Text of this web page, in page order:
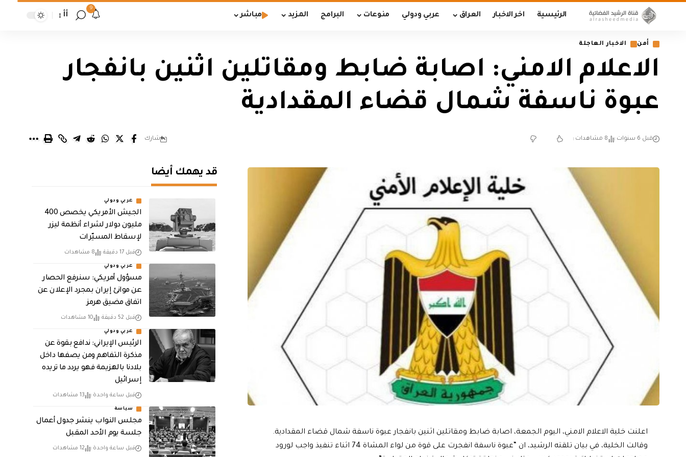
الرئيسية اخر الاخبار العراق عربي ودولي منوعات البرامج المزيد مباشر
9
أأ
أمن الاخبار العاجلة
الاعلام الامني: اصابة ضابط ومقاتلين اثنين بانفجار
عبوة ناسفة شمال قضاء المقدادية
قبل 6 سنوات 8 مشاهدات شارك
اعلنت خلية الاعلام الامني، اليوم الجمعة، اصابة ضابط ومقاتلين اثنين بانفجار عبوة ناسفة شمال قضاء المقدادية.
وقالت الخلية، في بيان تلقته الرشيد، ان “عبوة ناسفة انفجرت على قوة من لواء المشاة 74 اثناء تنفيذ واجب لورود
قد يهمك أيضا
عربي ودولي
الجيش الأمريكي يخصص 400
مليون دولار لشراء أنظمة ليزر
لإسقاط المسيّرات
قبل 17 دقيقة 8 مشاهدات
عربي ودولي
مسؤول أمريكي: سنرفع الحصار
عن موانئ إيران بمجرد الإعلان عن
اتفاق مضيق هرمز
قبل 52 دقيقة 10 مشاهدات
عربي ودولي
الرئيس الإيراني: ندافع بقوة عن
مذكرة التفاهم ومن يصفها داخل
بلادنا بالهزيمة فهو يردد ما تريده
إسرائيل
قبل ساعة واحدة 13 مشاهدات
سياسة
مجلس النواب ينشر جدول أعمال
جلسة يوم الأحد المقبل
قبل ساعة واحدة 12 مشاهدات